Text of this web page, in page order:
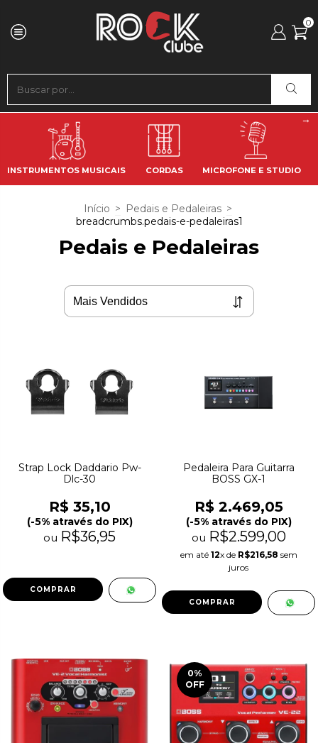
0
INSTRUMENTOS MUSICAIS CORDAS MICROFONE E STUDIO
Início > Pedais e Pedaleiras >
breadcrumbs.pedais-e-pedaleiras1
Pedais e Pedaleiras
Strap Lock Daddario Pw-
Dlc-30
R$ 35,10
(-5% através do PIX)
ou R$36,95
Pedaleira Para Guitarra
BOSS GX-1
R$ 2.469,05
(-5% através do PIX)
ou R$2.599,00
em até 12x de R$216,58 sem
juros
0%
OFF